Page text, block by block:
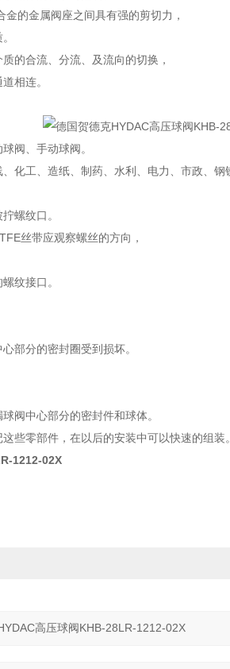
的金属阀座之间具有强的剪切力，
的合流、分流、及流向的切换，
相连。
阀、手动球阀。
化工、造纸、制药、水利、电力、市政、钢
螺纹口。
丝带应观察螺丝的方向，
纹接口。
部分的密封圈受到损坏。
阀中心部分的密封件和球体。
些零部件，在以后的安装中可以快速的组装
1212-02X